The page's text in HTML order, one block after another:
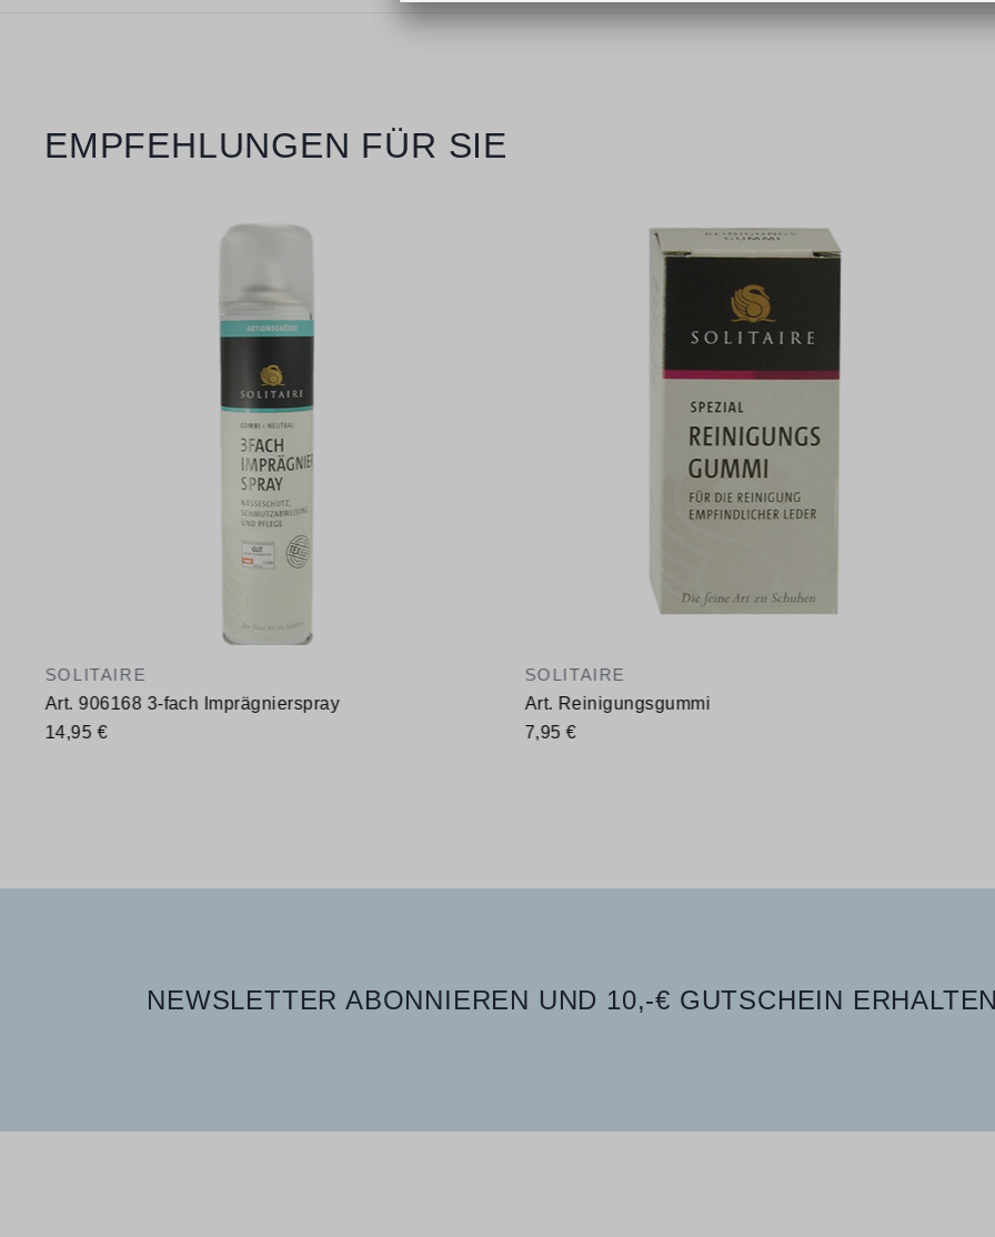
Produktgalerie überspringen
EMPFEHLUNGEN FÜR SIE
SOLITAIRE
Art. 906168 3-fach Imprägnierspray
14,95 €
SOLITAIRE
Art. Reinigungsgummi
7,95 €
NEWSLETTER ABONNIEREN UND 10,-€ GUTSCHEIN